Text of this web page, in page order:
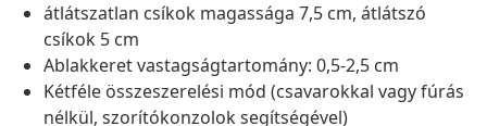
átlátszatlan csíkok magassága 7,5 cm, átlátszó
csíkok 5 cm
Ablakkeret vastagságtartomány: 0,5-2,5 cm
Kétféle összeszerelési mód (csavarokkal vagy fúrás
nélkül, szorítókonzolok segítségével)